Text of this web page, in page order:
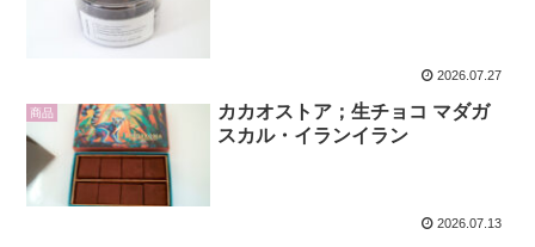
2026.07.27
商品
カカオストア；生チョコ マダガ
スカル・イランイラン
2026.07.13